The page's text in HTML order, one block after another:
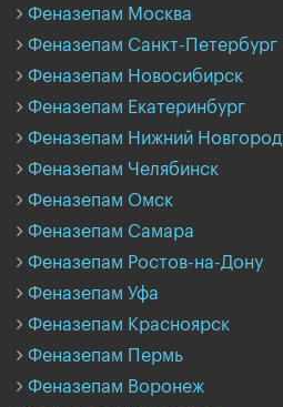
Феназепам Москва
Феназепам Санкт-Петербург
Феназепам Новосибирск
Феназепам Екатеринбург
Феназепам Нижний Новгород
Феназепам Челябинск
Феназепам Омск
Феназепам Самара
Феназепам Ростов-на-Дону
Феназепам Уфа
Феназепам Красноярск
Феназепам Пермь
Феназепам Воронеж